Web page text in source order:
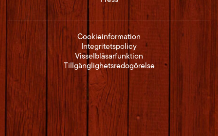
Cookieinformation
Integritetspolicy
Visselblåsarfunktion
Tillgänglighetsredogörelse